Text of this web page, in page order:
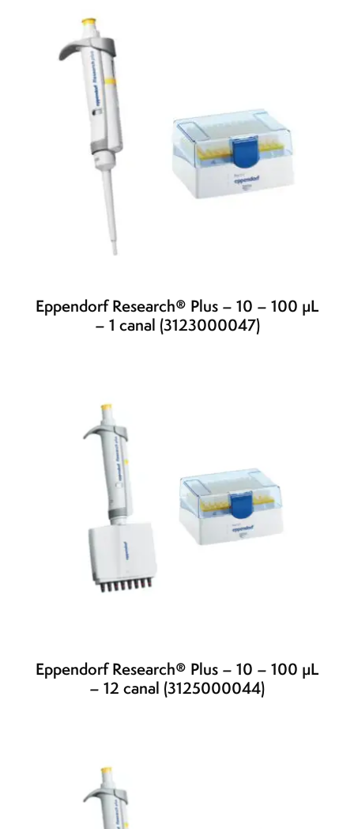
Eppendorf Research® Plus – 10 – 100 µL
– 1 canal (3123000047)
Eppendorf Research® Plus – 10 – 100 µL
– 12 canal (3125000044)